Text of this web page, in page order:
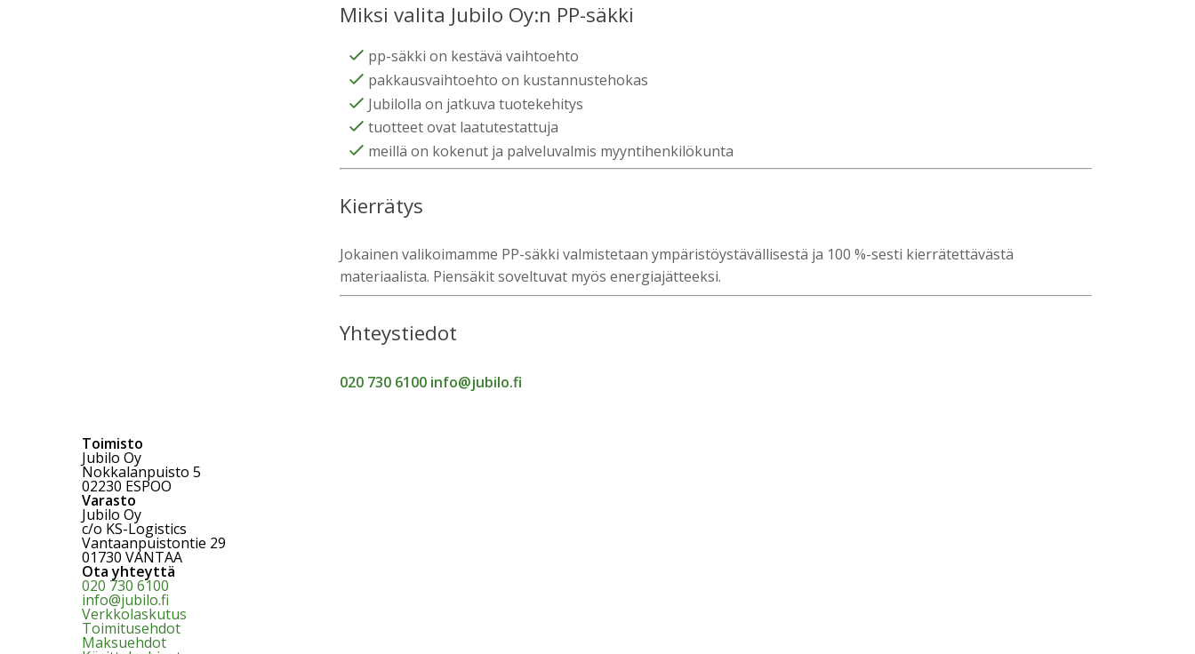
Miksi valita Jubilo Oy:n PP-säkki
pp-säkki on kestävä vaihtoehto
pakkausvaihtoehto on kustannustehokas
Jubilolla on jatkuva tuotekehitys
tuotteet ovat laatutestattuja
meillä on kokenut ja palveluvalmis myyntihenkilökunta
Kierrätys
Jokainen valikoimamme PP-säkki valmistetaan ympäristöystävällisestä ja 100 %-sesti kierrätettävästä
materiaalista. Piensäkit soveltuvat myös energiajätteeksi.
Yhteystiedot
020 730 6100 info@jubilo.fi
Toimisto
Jubilo Oy
Nokkalanpuisto 5
02230 ESPOO
Varasto
Jubilo Oy
c/o KS-Logistics
Vantaanpuistontie 29
01730 VANTAA
Ota yhteyttä
020 730 6100
info@jubilo.fi
Verkkolaskutus
Toimitusehdot
Maksuehdot